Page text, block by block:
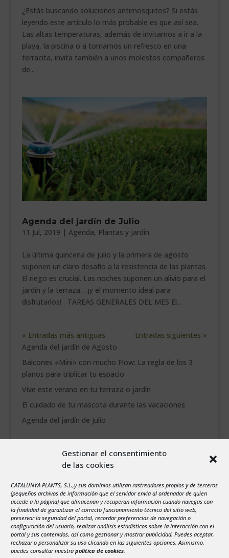
Gestionar el consentimiento
de las cookies
CATALUNYA PLANTS, S.L.,y sus dominios utilizan rastreadores propios y de terceros
(pequeños archivos de información que el servidor envía al ordenador de quien
accede a la página) que almacenan y recuperan información cuando navegas con
la finalidad de garantizar el correcto funcionamiento técnico del sitio web,
preservar la seguridad del portal, recordar preferencias de navegación o
configuración del usuario, realizar análisis estadísticos sobre la interacción con el
portal y sus contenidos, así como gestionar y mostrar publicidad. Puedes aceptar,
rechazar o personalizar su uso clicando en las siguientes opciones. Asimismo,
puedes consultar nuestra política de cookies.
¿Estás buscando soluciones antimosquitos? Si estás
leyendo este artículo lo más probable es que así sea.
Las altas temperaturas, además de invitarnos a ir a la
playa, la piscina o a tomarnos un refresco en una
terracita, invita también a unos molestos compañeros
de...
Agenda del jardín de Julio
11 Jul, 2019 | Agenda, Plantas y jardín
La última quincena de julio y la primera de agosto
suponen un claro desafío a la resistencia de las plantas.
El riego es crucial. Las noches suponen un alivio para el
jardín y la terraza… ¡y el momento ideal para
disfrutarlos! TAREAS GENERALES DEL MES El...
« Entradas más antiguas
Entradas siguientes »
Agenda del jardín de Agosto
Balcones «Mini» con mucho Flow: La regla de los 3
planos para triplicar tu espacio
Vive este verano en tu terraza o jardín
El cuidado de tu mascota durante las vacaciones
Agenda del jardín de Julio
X J V S
3
4 5 6 7 8
9
10
11 12 13 14 15
16
17
18 19 20 21 22
23
24
25 26 27 28 29
30
31